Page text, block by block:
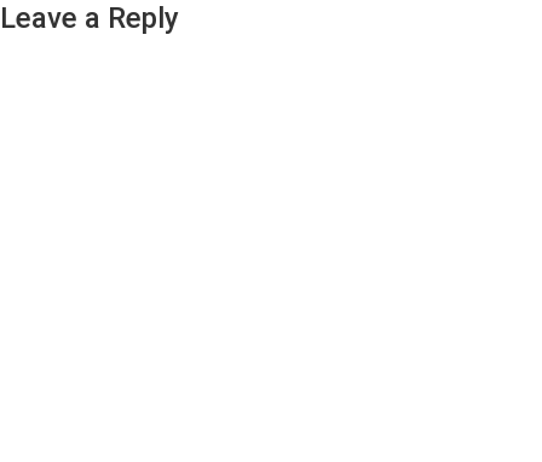
Leave a Reply